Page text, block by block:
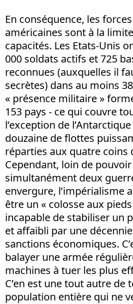
En conséquence, les
américaines sont à la
capacités. Les Etats-Unis
000 soldats actifs et 725
reconnues (auxquelles il
secrètes) dans au moins
« présence militaire »
153 pays - ce qui couvre
l’exception de
douzaine de flottes
réparties aux quatre coins
Cependant, loin de
simultanément deux
envergure, l’impérialisme
être un « colosse aux pieds
incapable de stabiliser un
et affaibli par une
sanctions économiques.
balayer une armée
machines à tuer les plus
C’en est une tout autre de
population entière qui ne